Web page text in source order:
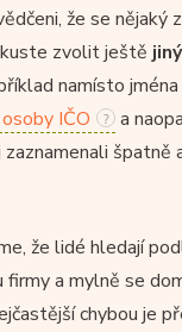
že se nějaký
zvolit ještě
namísto
IČO
a
zaznamenali
že lidé hledají
firmy a mylně se
chybou je